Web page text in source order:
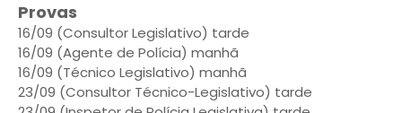
Provas
16/09 (Consultor Legislativo) tarde
16/09 (Agente de Polícia) manhã
16/09 (Técnico Legislativo) manhã
23/09 (Consultor Técnico-Legislativo) tarde